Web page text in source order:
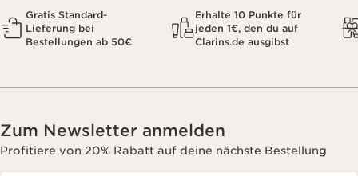
Gratis Standard-
Lieferung bei
Bestellungen ab 50€
Erhalte 10 Punkte für
jeden 1€, den du auf
Clarins.de ausgibst
Zum Newsletter anmelden
Profitiere von 20% Rabatt auf deine nächste Bestellung